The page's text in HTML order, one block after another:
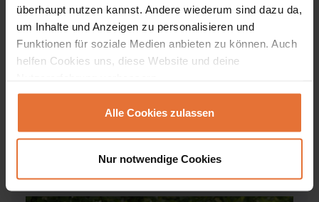
überhaupt nutzen kannst. Andere wiederum sind dazu da,
um Inhalte und Anzeigen zu personalisieren und
Funktionen für soziale Medien anbieten zu können. Auch
helfen Cookies uns, diese Website und deine
Alle Cookies zulassen
Nur notwendige Cookies
Tag 24 – Sa., 14.11.2026
Ankunft
Reiseleitung